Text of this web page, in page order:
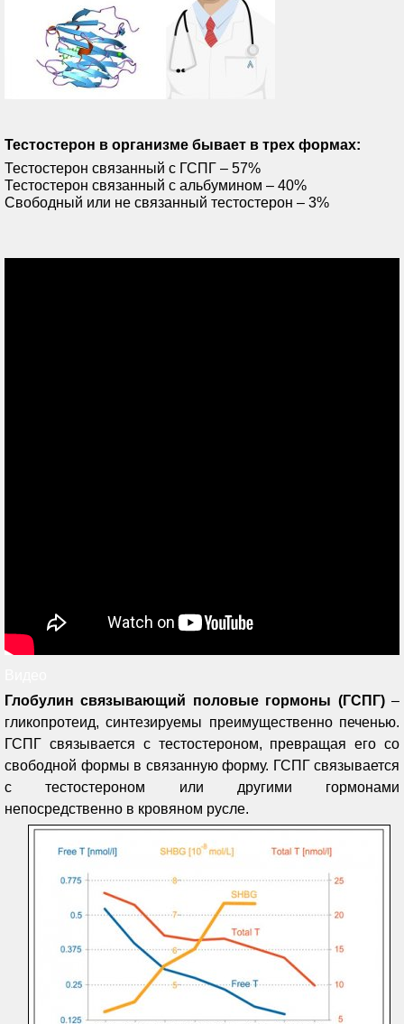
Тестостерон в организме бывает в трех формах:
Тестостерон связанный с ГСПГ – 57%
Тестостерон связанный с альбумином – 40%
Свободный или не связанный тестостерон – 3%
Глобулин связывающий половые гормоны (ГСПГ)–
гликопротеид, синтезируемы преимущественно печенью.
ГСПГ связывается с тестостероном, превращая его со
свободной формы в связанную форму. ГСПГ связывается
с тестостероном или другими гормонами
непосредственно в кровяном русле.